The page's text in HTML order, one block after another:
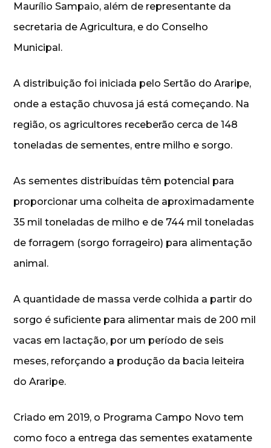
Maurílio Sampaio, além de representante da
secretaria de Agricultura, e do Conselho
Municipal.
A distribuição foi iniciada pelo Sertão do Araripe,
onde a estação chuvosa já está começando. Na
região, os agricultores receberão cerca de 148
toneladas de sementes, entre milho e sorgo.
As sementes distribuídas têm potencial para
proporcionar uma colheita de aproximadamente
35 mil toneladas de milho e de 744 mil toneladas
de forragem (sorgo forrageiro) para alimentação
animal.
A quantidade de massa verde colhida a partir do
sorgo é suficiente para alimentar mais de 200 mil
vacas em lactação, por um período de seis
meses, reforçando a produção da bacia leiteira
do Araripe.
Criado em 2019, o Programa Campo Novo tem
como foco a entrega das sementes exatamente